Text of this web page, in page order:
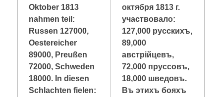
Oktober 1813
nahmen teil:
Russen 127000,
Oestereicher
89000, Preußen
72000, Schweden
18000. In diesen
Schlachten fielen:
октября 1813 г.
участвовало:
127,000 русскихъ,
89,000
австрiйцевъ,
72,000 пруссовъ,
18,000 шведовъ.
Въ этихъ бояхъ